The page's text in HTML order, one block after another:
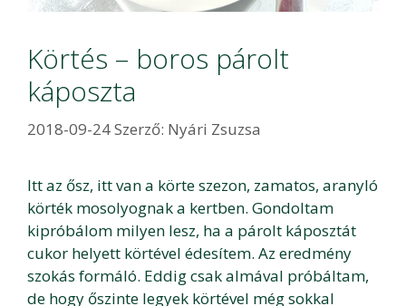
Körtés – boros párolt
káposzta
2018-09-24Szerző: Nyári Zsuzsa
Itt az ősz, itt van a körte szezon, zamatos, aranyló
körték mosolyognak a kertben. Gondoltam
kipróbálom milyen lesz, ha a párolt káposztát
cukor helyett körtével édesítem. Az eredmény
szokás formáló. Eddig csak almával próbáltam,
de hogy őszinte legyek körtével még sokkal